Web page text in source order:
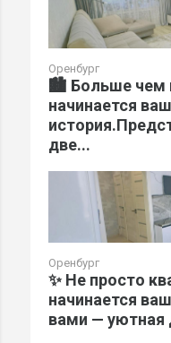
Оренбург
🏙️ Больше чем
начинается
две...
Оренбург
✨ Не просто
начинается
вами — уютная